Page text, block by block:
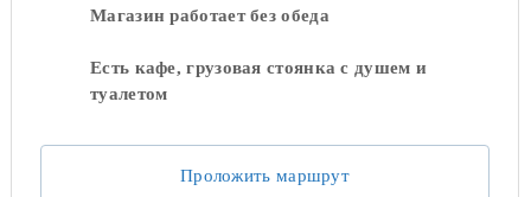
Магазин работает без обеда
Есть кафе, грузовая стоянка с душем и
туалетом
Проложить маршрут